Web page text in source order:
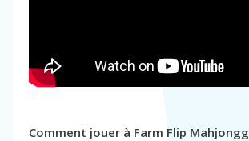
Comment jouer à Farm Flip Mahjongg